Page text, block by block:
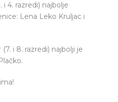
i 4. razredi) najbolje
Lena Leko Kruljac i
i 8. razredi) najbolji je